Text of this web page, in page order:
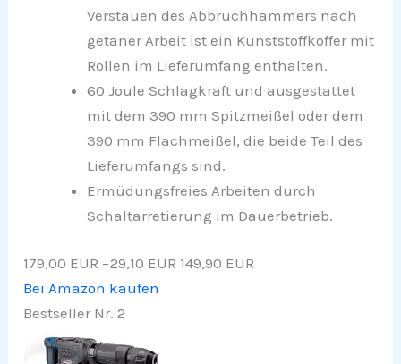
Verstauen des Abbruchhammers nach
getaner Arbeit ist ein Kunststoffkoffer mit
Rollen im Lieferumfang enthalten.
60 Joule Schlagkraft und ausgestattet
mit dem 390 mm Spitzmeißel oder dem
390 mm Flachmeißel, die beide Teil des
Lieferumfangs sind.
Ermüdungsfreies Arbeiten durch
Schaltarretierung im Dauerbetrieb.
179,00 EUR −29,10 EUR 149,90 EUR
Bei Amazon kaufen
Bestseller Nr. 2